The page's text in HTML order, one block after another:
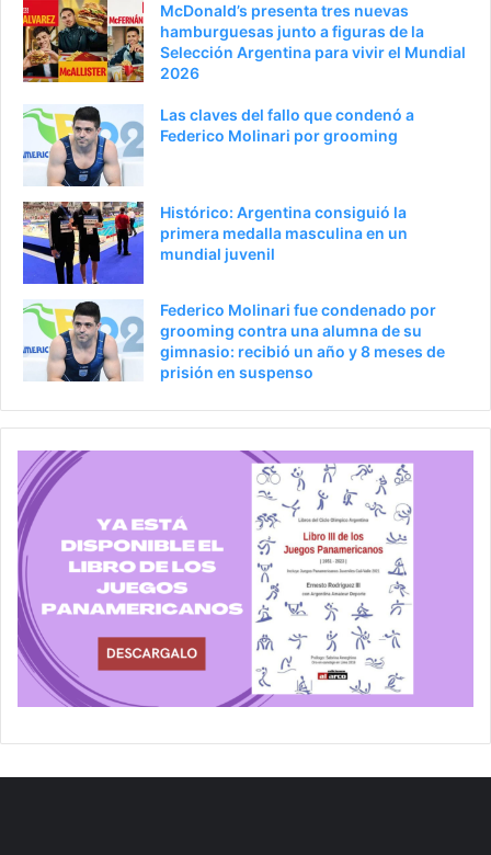
McDonald’s presenta tres nuevas
hamburguesas junto a figuras de la
Selección Argentina para vivir el Mundial
2026
Las claves del fallo que condenó a
Federico Molinari por grooming
Histórico: Argentina consiguió la
primera medalla masculina en un
mundial juvenil
Federico Molinari fue condenado por
grooming contra una alumna de su
gimnasio: recibió un año y 8 meses de
prisión en suspenso